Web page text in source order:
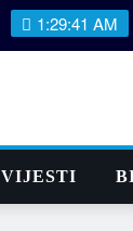
1:29:41 AM
VIJESTI